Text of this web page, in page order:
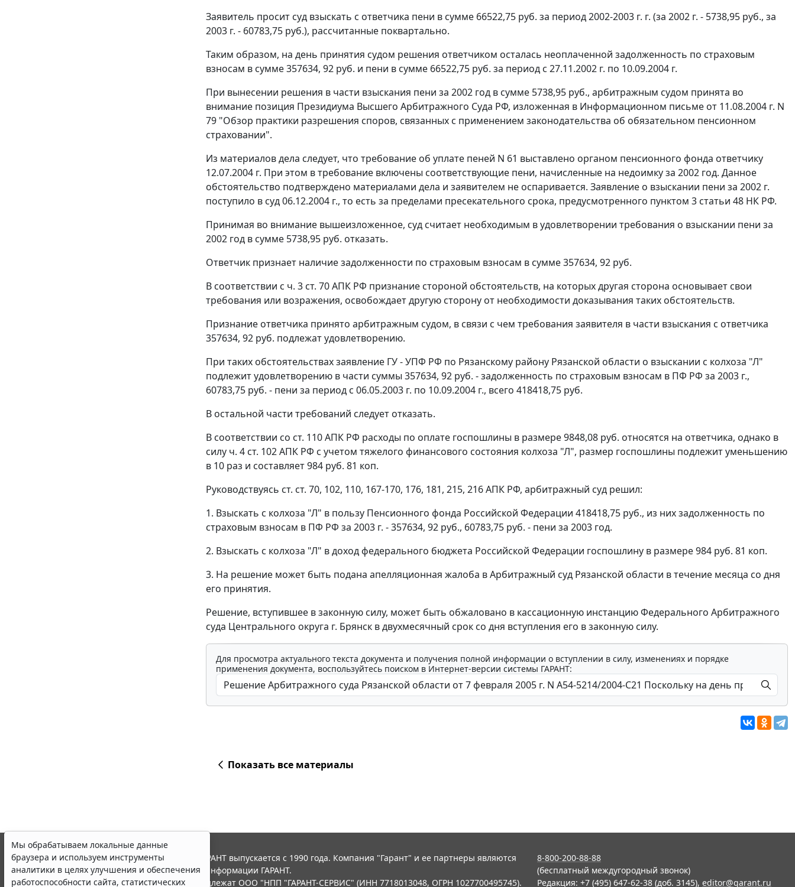
Заявитель просит суд взыскать с ответчика пени в сумме 66522,75 руб. за период 2002-2003 г. г. (за 2002 г. - 5738,95 руб., за
2003 г. - 60783,75 руб.), рассчитанные поквартально.
Таким образом, на день принятия судом решения ответчиком осталась неоплаченной задолженность по страховым
взносам в сумме 357634, 92 руб. и пени в сумме 66522,75 руб. за период с 27.11.2002 г. по 10.09.2004 г.
При вынесении решения в части взыскания пени за 2002 год в сумме 5738,95 руб., арбитражным судом принята во
внимание позиция Президиума Высшего Арбитражного Суда РФ, изложенная в Информационном письме от 11.08.2004 г. N
79 "Обзор практики разрешения споров, связанных с применением законодательства об обязательном пенсионном
страховании".
Из материалов дела следует, что требование об уплате пеней N 61 выставлено органом пенсионного фонда ответчику
12.07.2004 г. При этом в требование включены соответствующие пени, начисленные на недоимку за 2002 год. Данное
обстоятельство подтверждено материалами дела и заявителем не оспаривается. Заявление о взыскании пени за 2002 г.
поступило в суд 06.12.2004 г., то есть за пределами пресекательного срока, предусмотренного пунктом 3 статьи 48 НК РФ.
Принимая во внимание вышеизложенное, суд считает необходимым в удовлетворении требования о взыскании пени за
2002 год в сумме 5738,95 руб. отказать.
Ответчик признает наличие задолженности по страховым взносам в сумме 357634, 92 руб.
В соответствии с ч. 3 ст. 70АПК РФ признание стороной обстоятельств, на которых другая сторона основывает свои
требования или возражения, освобождает другую сторону от необходимости доказывания таких обстоятельств.
Признание ответчика принято арбитражным судом, в связи с чем требования заявителя в части взыскания с ответчика
357634, 92 руб. подлежат удовлетворению.
При таких обстоятельствах заявление ГУ - УПФ РФ по Рязанскому району Рязанской области о взыскании с колхоза "Л"
подлежит удовлетворению в части суммы 357634, 92 руб. - задолженность по страховым взносам в ПФ РФ за 2003 г.,
60783,75 руб. - пени за период с 06.05.2003 г. по 10.09.2004 г., всего 418418,75 руб.
В остальной части требований следует отказать.
В соответствии со ст. 110АПК РФ расходы по оплате госпошлины в размере 9848,08 руб. относятся на ответчика, однако в
силу ч. 4 ст. 102АПК РФ с учетом тяжелого финансового состояния колхоза "Л", размер госпошлины подлежит уменьшению
в 10 раз и составляет 984 руб. 81 коп.
Руководствуясь ст. ст. 70, 102, 110, 167-170, 176, 181, 215, 216АПК РФ, арбитражный суд решил:
1. Взыскать с колхоза "Л" в пользу Пенсионного фонда Российской Федерации 418418,75 руб., из них задолженность по
страховым взносам в ПФ РФ за 2003 г. - 357634, 92 руб., 60783,75 руб. - пени за 2003 год.
2. Взыскать с колхоза "Л" в доход федерального бюджета Российской Федерации госпошлину в размере 984 руб. 81 коп.
3. На решение может быть подана апелляционная жалоба в Арбитражный суд Рязанской области в течение месяца со дня
его принятия.
Решение, вступившее в законную силу, может быть обжаловано в кассационную инстанцию Федерального Арбитражного
суда Центрального округа г. Брянск в двухмесячный срок со дня вступления его в законную силу.
Для просмотра актуального текста документа и получения полной информации о вступлении в силу, изменениях и порядке
применения документа, воспользуйтесь поиском в Интернет-версии системы ГАРАНТ:
Показать все материалы
Мы обрабатываем локальные данные
браузера и используем инструменты
аналитики в целях улучшения и обеспечения
работоспособности сайта, статистических
© ООО "НПП "ГАРАНТ-СЕРВИС", 2026. Система ГАРАНТ выпускается с 1990 года. Компания "Гарант" и ее партнеры являются
участниками Российской ассоциации правовой информации ГАРАНТ.
Все права на материалы сайта ГАРАНТ.РУ принадлежат ООО "НПП "ГАРАНТ-СЕРВИС" (ИНН 7718013048, ОГРН 1027700495745).
8-800-200-88-88
(бесплатный междугородный звонок)
Редакция: +7 (495) 647-62-38 (доб. 3145), editor@garant.ru